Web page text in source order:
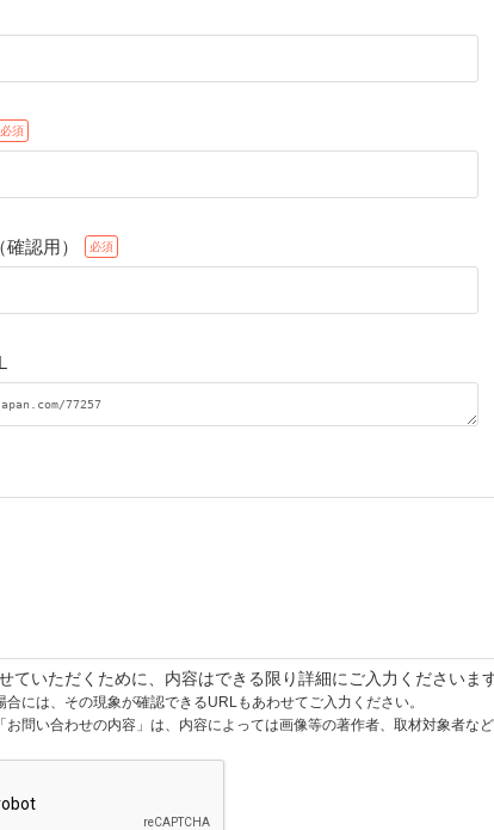
認用）
ていただくために、内容はできる限り詳細にご入力くださいま
には、その現象が確認できるURLもあわせてご入力ください。
問い合わせの内容」は、内容によっては画像等の著作者、取材対象者な